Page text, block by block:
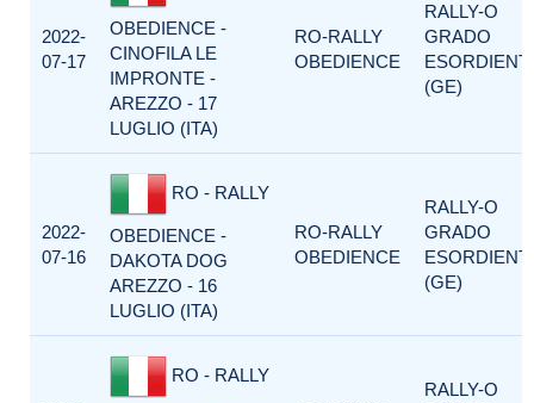
2022-
07-17
OBEDIENCE -
CINOFILA LE
IMPRONTE -
AREZZO - 17
LUGLIO (ITA)
RO-RALLY
OBEDIENCE
RALLY-O
GRADO
ESORDIENTI
(GE)
2022-
07-16
RO - RALLY
OBEDIENCE -
DAKOTA DOG
AREZZO - 16
LUGLIO (ITA)
RO-RALLY
OBEDIENCE
RALLY-O
GRADO
ESORDIENTI
(GE)
RO - RALLY
RALLY-O